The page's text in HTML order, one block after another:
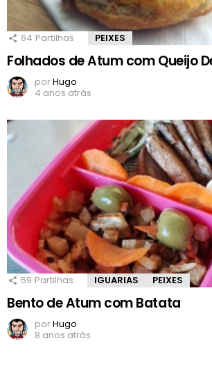
64 Partilhas PEIXES
Folhados de Atum com Queijo
porHugo
4 anos atrás
59 Partilhas IGUARIAS PEIXES
Bento de Atum com Batata
porHugo
8 anos atrás